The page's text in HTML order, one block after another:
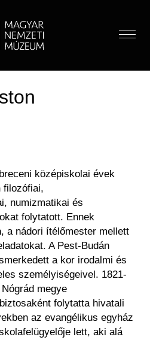
Menü
Almenü megnyitásaAlmenü megnyitása
középiskolai évek
filozófiai,
numizmatikai és
folytatott. Ennek
a nádori ítélőmester mellett
A Pest-Budán
a kor irodalmi és
személyiségeivel. 1821-
megye
folytatta hivatali
az evangélikus egyház
lett, aki alá